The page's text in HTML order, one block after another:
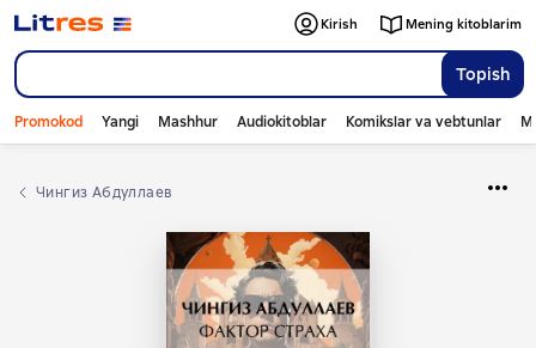
Topish
Kirish Mening kitoblarim
Promokod Yangi Mashhur Audiokitoblar Komikslar va vebtunlar
Чингиз Абдуллаев